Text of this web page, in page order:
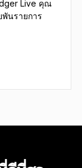
Live คุณ
นรายการ